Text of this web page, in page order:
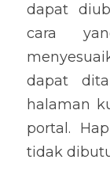
dapat
cara
dapat
halaman
portal.
tidak